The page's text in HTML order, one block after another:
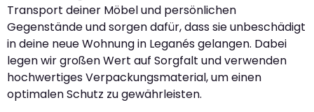
Transport deiner Möbel und persönlichen
Gegenstände und sorgen dafür, dass sie unbeschädigt
in deine neue Wohnung in Leganés gelangen. Dabei
legen wir großen Wert auf Sorgfalt und verwenden
hochwertiges Verpackungsmaterial, um einen
optimalen Schutz zu gewährleisten.